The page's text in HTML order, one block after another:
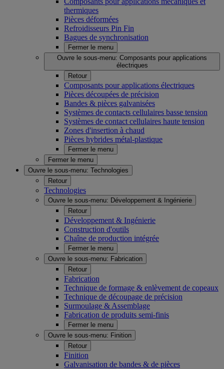
thermiques
Pièces déformées
Refroidisseurs Pin Fin
Bagues de synchronisation
Fermer le menu
Ouvre le sous-menu: Composants pour applications
électriques
Retour
Composants pour applications électriques
Pièces découpées de précision
Bandes & pièces galvanisées
Systèmes de contacts cellulaires basse tension
Systèmes de contact cellulaires haute tension
Zones d'insertion à chaud
Pièces hybrides métal-plastique
Fermer le menu
Fermer le menu
Ouvre le sous-menu: Technologies
Retour
Technologies
Ouvre le sous-menu: Développement & Ingénierie
Retour
Développement & Ingénierie
Construction d'outils
Chaîne de production intégrée
Fermer le menu
Ouvre le sous-menu: Fabrication
Retour
Fabrication
Technique de formage & enlèvement de copeaux
Technique de découpage de précision
Surmoulage & Assemblage
Fabrication de produits semi-finis
Fermer le menu
Ouvre le sous-menu: Finition
Retour
Finition
Galvanisation de bandes & de pièces